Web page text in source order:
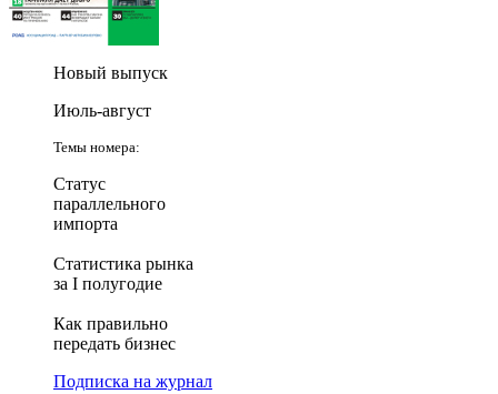
Новый выпуск
Июль-август
Темы номера:
Статус
параллельного
импорта
Статистика рынка
за I полугодие
Как правильно
передать бизнес
Подписка на журнал